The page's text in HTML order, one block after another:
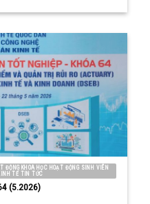
KHOA HỌC HOẠT ĐỘNG SINH VIÊN
TẾ TIN TỨC
(5.2026)